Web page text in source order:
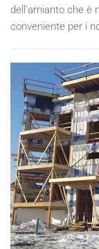
dell'amianto che è
conveniente per i